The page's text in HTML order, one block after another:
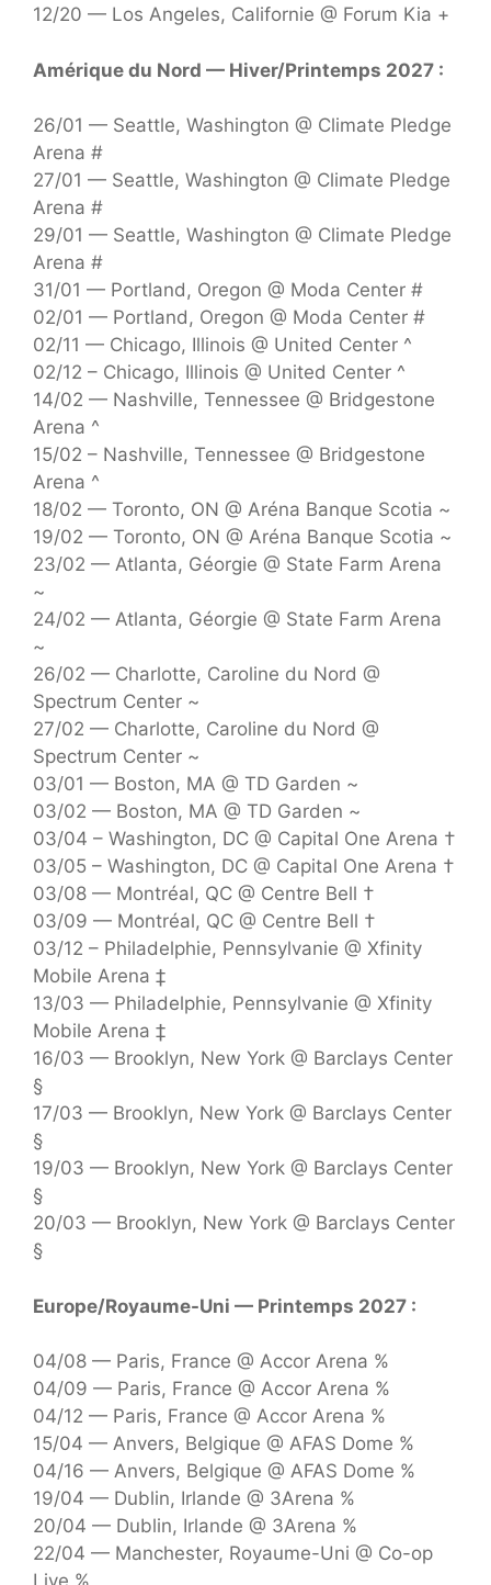
12/20 — Los Angeles, Californie @ Forum Kia +
Amérique du Nord — Hiver/Printemps 2027 :
26/01 — Seattle, Washington @ Climate Pledge
Arena #
27/01 — Seattle, Washington @ Climate Pledge
Arena #
29/01 — Seattle, Washington @ Climate Pledge
Arena #
31/01 — Portland, Oregon @ Moda Center #
02/01 — Portland, Oregon @ Moda Center #
02/11 — Chicago, Illinois @ United Center ^
02/12 – Chicago, Illinois @ United Center ^
14/02 — Nashville, Tennessee @ Bridgestone
Arena ^
15/02 – Nashville, Tennessee @ Bridgestone
Arena ^
18/02 — Toronto, ON @ Aréna Banque Scotia ~
19/02 — Toronto, ON @ Aréna Banque Scotia ~
23/02 — Atlanta, Géorgie @ State Farm Arena
~
24/02 — Atlanta, Géorgie @ State Farm Arena
~
26/02 — Charlotte, Caroline du Nord @
Spectrum Center ~
27/02 — Charlotte, Caroline du Nord @
Spectrum Center ~
03/01 — Boston, MA @ TD Garden ~
03/02 — Boston, MA @ TD Garden ~
03/04 – Washington, DC @ Capital One Arena †
03/05 – Washington, DC @ Capital One Arena †
03/08 — Montréal, QC @ Centre Bell †
03/09 — Montréal, QC @ Centre Bell †
03/12 – Philadelphie, Pennsylvanie @ Xfinity
Mobile Arena ‡
13/03 — Philadelphie, Pennsylvanie @ Xfinity
Mobile Arena ‡
16/03 — Brooklyn, New York @ Barclays Center
§
17/03 — Brooklyn, New York @ Barclays Center
§
19/03 — Brooklyn, New York @ Barclays Center
§
20/03 — Brooklyn, New York @ Barclays Center
§
Europe/Royaume-Uni — Printemps 2027 :
04/08 — Paris, France @ Accor Arena %
04/09 — Paris, France @ Accor Arena %
04/12 — Paris, France @ Accor Arena %
15/04 — Anvers, Belgique @ AFAS Dome %
04/16 — Anvers, Belgique @ AFAS Dome %
19/04 — Dublin, Irlande @ 3Arena %
20/04 — Dublin, Irlande @ 3Arena %
22/04 — Manchester, Royaume-Uni @ Co-op